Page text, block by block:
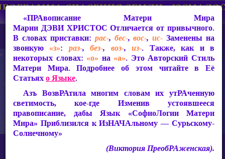
СакРАльная Поэзия Матери Мира
Свет во Тьме Моей Любви
«ПРАвописание Матери Мира
Марии ДЭВИ ХРИСТОС Отличается от привычного.
В словах приставки: рас-, бес-,вос-,ис- Заменены на
звонкую «з»: раз-,без-, воз-,из-. Также, как и в
некоторых словах: «о» на «а». Это Авторский Стиль
Матери Мира. Подробнее об этом читайте в Её
Статьяхо Языке.
Азъ ВозвРАтила многим словам их утРАченную
светимость, кое-где Изменив устоявшееся
правописание, дабы Язык «СофиоЛогии Матери
Мира» Приблизился к ИзНАЧАльному — Сурьскому-
Солнечному»
(Виктория ПреобРАженская).